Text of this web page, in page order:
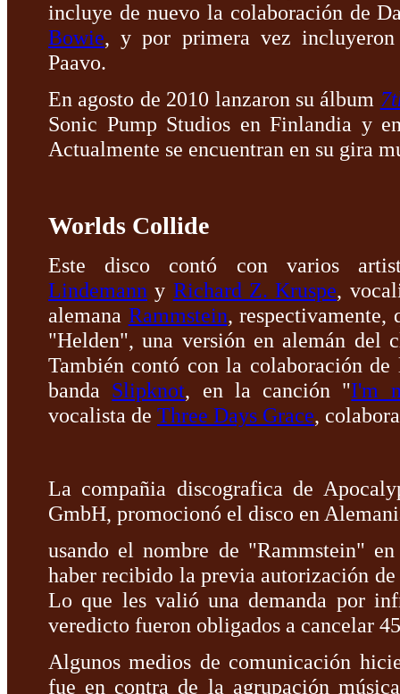
incluye de nuevo la colaboración de
Bowie, y por primera vez
Paavo.
En agosto de 2010 lanzaron su álbum
Sonic Pump Studios en Finlandia y
Actualmente se encuentran en su gira
Worlds Collide
Este disco contó con varios
Lindemann y Richard Z. Kruspe,
alemana Rammstein, respectivamente,
"Helden", una versión en alemán del
También contó con la colaboración
banda Slipknot, en la canción "I'm
vocalista de Three Days Grace,
La compañia discografica de
GmbH, promocionó el disco en
usando el nombre de "Rammstein"
haber recibido la previa autorización
Lo que les valió una demanda por
veredicto fueron obligados a cancelar
Algunos medios de comunicación
fue en contra de la agrupación